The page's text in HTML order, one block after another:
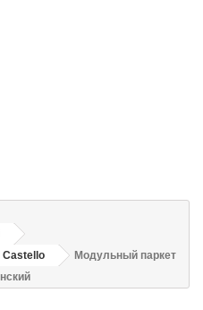
Castello
Модульный паркет